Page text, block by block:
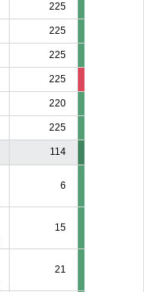
225
225
225
225
220
225
114
6
15
21